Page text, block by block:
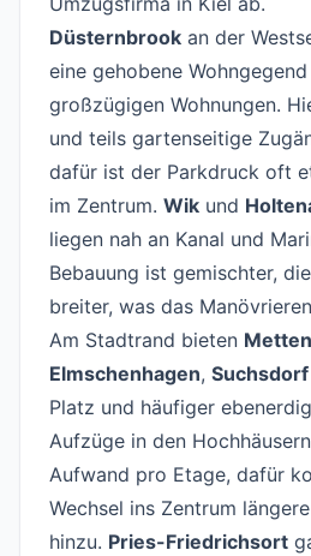
Düsternbrook an der
eine gehobene
großzügigen Wohnungen.
und teils gartenseitige
dafür ist der Parkdruck oft
im Zentrum. Wik und
liegen nah an Kanal und
Bebauung ist gemischter,
breiter, was das
Am Stadtrand bieten
Elmschenhagen, Suchsdorf
Platz und häufiger
Aufzüge in den
Aufwand pro Etage, dafür
Wechsel ins Zentrum
hinzu. Pries-Friedrichsort